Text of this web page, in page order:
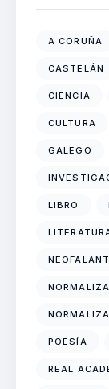
A CORUÑA
CASTELÁN
CIENCIA
CULTURA
GALEGO
LIBRO
POESÍA
REAL